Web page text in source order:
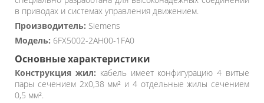
в приводах и системах управления движением.
Производитель: Siemens
Модель: 6FX5002-2AH00-1FA0
Основные характеристики
Конструкция жил: кабель имеет конфигурацию 4 витые
пары сечением 2x0,38 мм² и 4 отдельные жилы сечением
0,5 мм².